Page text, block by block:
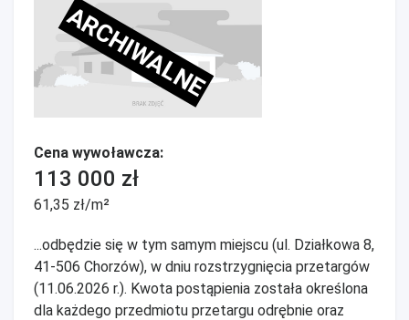
ARCHIWALNE
Cena wywoławcza:
113 000 zł
61,35 zł/m²
...odbędzie się w tym samym miejscu (ul. Działkowa 8,
41-506 Chorzów), w dniu rozstrzygnięcia przetargów
(11.06.2026 r.). Kwota postąpienia została określona
dla każdego przedmiotu przetargu odrębnie oraz